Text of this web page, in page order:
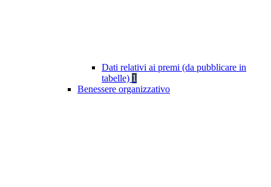
Dati relativi ai premi (da pubblicare in
tabelle) 1
Benessere organizzativo